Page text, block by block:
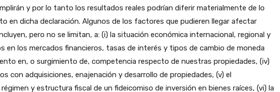
y por lo tanto los resultados reales podrían diferir materialmente de lo
en dicha declaración. Algunos de los factores que pudieren llegar afectar
pero no se limitan, a: (i) la situación económica internacional, regional y
en los mercados financieros, tasas de interés y tipos de cambio de moneda
en, o surgimiento de, competencia respecto de nuestras propiedades, (iv)
con adquisiciones, enajenación y desarrollo de propiedades, (v) el
y estructura fiscal de un fideicomiso de inversión en bienes raíces, (vi) la